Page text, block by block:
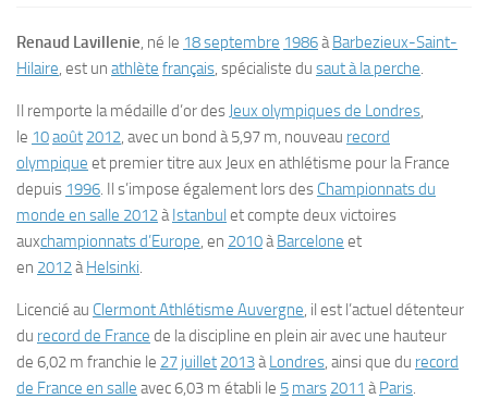
Renaud Lavillenie, né le 18 septembre 1986àBarbezieux-Saint-
Hilaire, est un athlète français, spécialiste du saut à la perche.
Il remporte la médaille d’or des Jeux olympiques de Londres,
le 10août 2012, avec un bond à 5,97 m, nouveau record
olympique et premier titre aux Jeux en athlétisme pour la France
depuis 1996. Il s’impose également lors des Championnats du
monde en salle 2012àIstanbul et compte deux victoires
auxchampionnats d’Europe, en 2010àBarcelone et
en 2012àHelsinki.
Licencié au Clermont Athlétisme Auvergne, il est l’actuel détenteur
du record de France de la discipline en plein air avec une hauteur
de 6,02 m franchie le 27 juillet 2013àLondres, ainsi que du record
de France en salle avec 6,03 m établi le 5 mars 2011 àParis.